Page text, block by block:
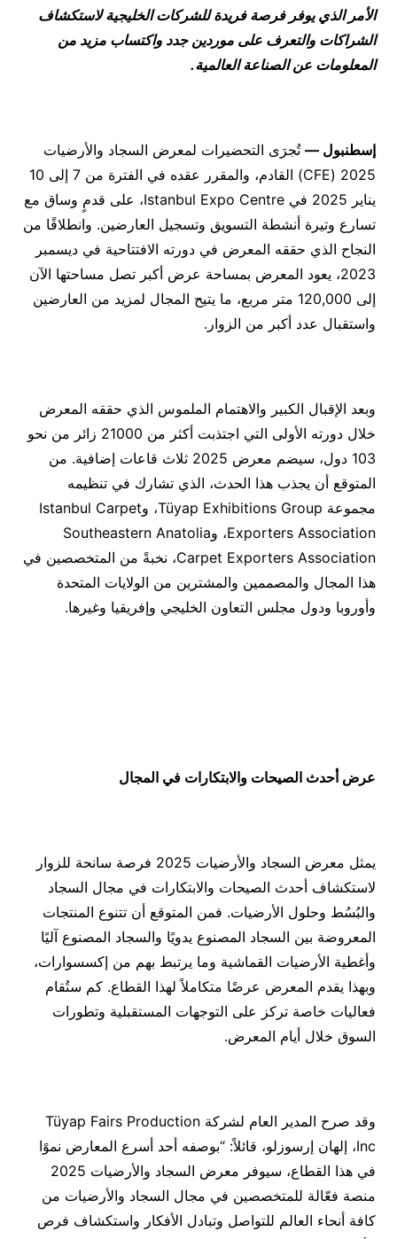
الأمر الذي يوفر فرصة فريدة للشركات الخليجية لاستكشاف
الشراكات والتعرف على موردين جدد واكتساب مزيد من
المعلومات عن الصناعة العالمية.
إسطنبول —تُجرَى التحضيرات لمعرض السجاد والأرضيات
2025 (CFE)‏ القادم، والمقرر عقده في الفترة من 7 إلى 10
يناير 2025 في Istanbul Expo Centre، على قدمٍ وساق مع
تسارع وتيرة أنشطة التسويق وتسجيل العارضين. وانطلاقًا من
النجاح الذي حققه المعرض في دورته الافتتاحية في ديسمبر
2023، يعود المعرض بمساحة عرض أكبر تصل مساحتها الآن
إلى 120,000 متر مربع، ما يتيح المجال لمزيد من العارضين
واستقبال عدد أكبر من الزوار.
وبعد الإقبال الكبير والاهتمام الملموس الذي حققه المعرض
خلال دورته الأولى التي اجتذبت أكثر من 21000 زائر من نحو
103 دول، سيضم معرض 2025 ثلاث قاعات إضافية. من
المتوقع أن يجذب هذا الحدث، الذي تشارك في تنظيمه
مجموعة Tüyap Exhibitions Group، وIstanbul Carpet
Exporters Association، وSoutheastern Anatolia
Carpet Exporters Association، نخبةً من المتخصصين في
هذا المجال والمصممين والمشترين من الولايات المتحدة
وأوروبا ودول مجلس التعاون الخليجي وإفريقيا وغيرها.
عرض أحدث الصيحات والابتكارات في المجال
يمثل معرض السجاد والأرضيات 2025 فرصة سانحة للزوار
لاستكشاف أحدث الصيحات والابتكارات في مجال السجاد
والبُسُط وحلول الأرضيات. فمن المتوقع أن تتنوع المنتجات
المعروضة بين السجاد المصنوع يدويًا والسجاد المصنوع آليًا
وأغطية الأرضيات القماشية وما يرتبط بهم من إكسسوارات،
وبهذا يقدم المعرض عرضًا متكاملاً لهذا القطاع. كم ستُقام
فعاليات خاصة تركز على التوجهات المستقبلية وتطورات
السوق خلال أيام المعرض.
وقد صرح المدير العام لشركة Tüyap Fairs Production
Inc، إلهان إرسوزلو، قائلاً: “بوصفه أحد أسرع المعارض نموًا
في هذا القطاع، سيوفر معرض السجاد والأرضيات 2025
منصة فعّالة للمتخصصين في مجال السجاد والأرضيات من
كافة أنحاء العالم للتواصل وتبادل الأفكار واستكشاف فرص